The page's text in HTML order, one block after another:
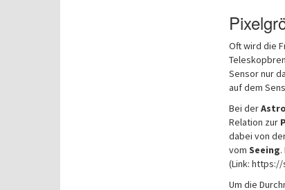
Oft wird die
Sensor nur
auf dem
Bei der
Relation zur
dabei von
vom Seeing
(Link:
Um die